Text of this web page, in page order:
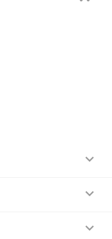


